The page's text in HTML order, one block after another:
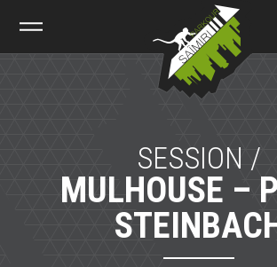
Parkour
SESSION /
MULHOUSE –